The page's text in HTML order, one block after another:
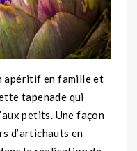
apéritif en famille et
tapenade qui
petits. Une façon
d’artichauts en